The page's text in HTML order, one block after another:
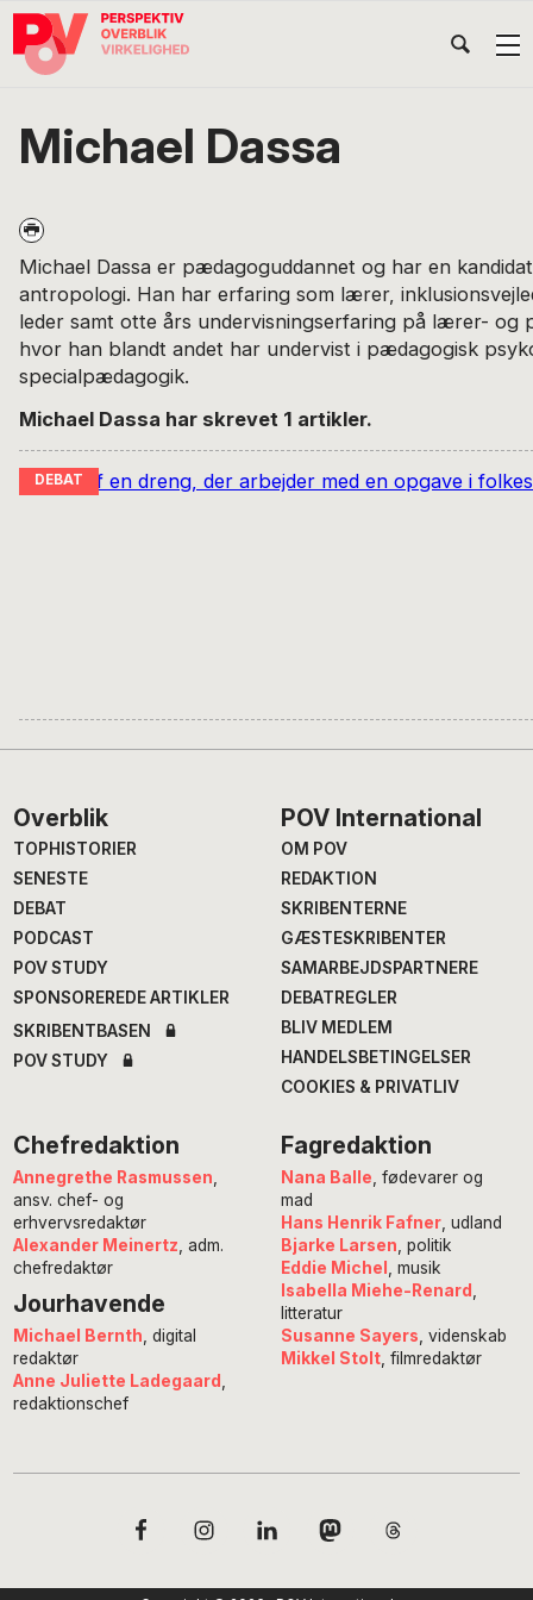
Gå
direkte
navigation
Skip
indhold
Gå
direkte
POV
International
Michael Dassa
Michael Dassa er pædagoguddannet og har en
antropologi. Han har erfaring som lærer,
leder samt otte års undervisningserfaring på lærer- og
hvor han blandt andet har undervist i pædagogisk
specialpædagogik.
Michael Dassa har skrevet 1 artikler.
Footer
Overblik
TOPHISTORIER
SENESTE
DEBAT
PODCAST
POV STUDY
SPONSOREREDE ARTIKLER
SKRIBENTBASEN
POV STUDY
POV International
OM POV
REDAKTION
SKRIBENTERNE
GÆSTESKRIBENTER
SAMARBEJDSPARTNERE
DEBATREGLER
BLIV MEDLEM
HANDELSBETINGELSER
COOKIES & PRIVATLIV
Chefredaktion
Annegrethe Rasmussen
ansv. chef- og
erhvervsredaktør
Alexander Meinertz , adm.
chefredaktør
Jourhavende
Michael Bernth, digital
redaktør
Anne Juliette Ladegaard ,
redaktionschef
Fagredaktion
Nana Balle , fødevarer og
mad
Hans Henrik Fafner, udland
Bjarke Larsen , politik
Eddie Michel , musik
Isabella Miehe-Renard
litteratur
Susanne Sayers , videnskab
Mikkel Stolt, filmredaktør